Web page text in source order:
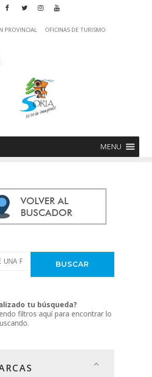
PROVINCIAL
OFICINAS DE TURISMO
MENU
tu búsqueda?
filtros aquí para encontrar lo